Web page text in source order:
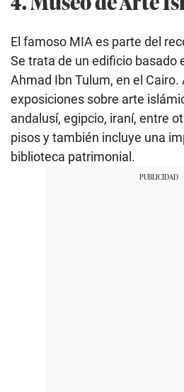
El famoso MIA es parte del
Se trata de un edificio basado
Ahmad Ibn Tulum, en el
exposiciones sobre arte
andalusí, egipcio, iraní, entre
pisos y también incluye una
biblioteca patrimonial.